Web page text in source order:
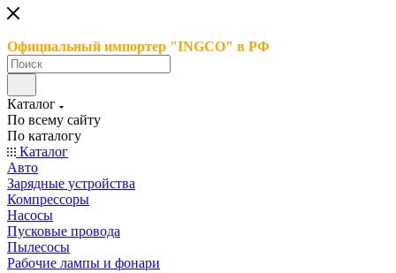
Официальный импортер "INGCO" в РФ
Каталог
По всему сайту
По каталогу
Каталог
Авто
Зарядные устройства
Компрессоры
Насосы
Пусковые провода
Пылесосы
Рабочие лампы и фонари